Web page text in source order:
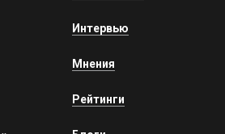
Интервью
Мнения
Рейтинги